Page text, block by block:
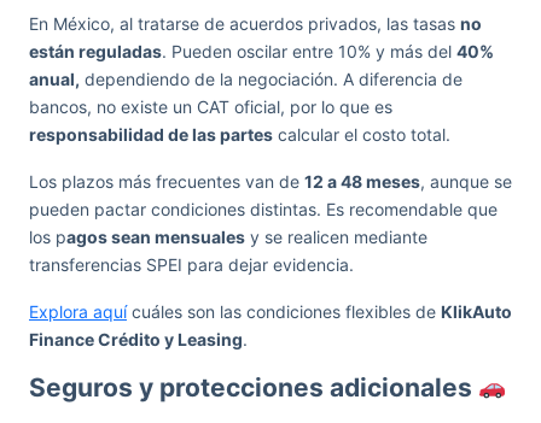
En México, al tratarse de acuerdos privados, las tasas no
están reguladas. Pueden oscilar entre 10% y más del 40%
anual, dependiendo de la negociación. A diferencia de
bancos, no existe un CAT oficial, por lo que es
responsabilidad de las partes calcular el costo total.
Los plazos más frecuentes van de 12 a 48 meses, aunque se
pueden pactar condiciones distintas. Es recomendable que
los pagos sean mensuales y se realicen mediante
transferencias SPEI para dejar evidencia.
Explora aquícuáles son las condiciones flexibles de KlikAuto
Finance Crédito y Leasing.
Seguros y protecciones adicionales